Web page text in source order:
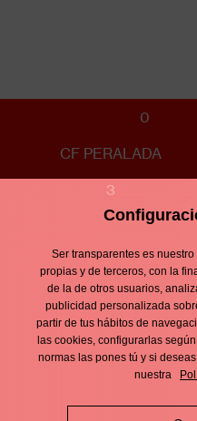
0
CF PERALADA
3
Ser transparentes es
propias y de terceros, con la
de la de otros usuarios,
publicidad personalizada
partir de tus hábitos de
las cookies, configurarlas
normas las pones tú y si
nuestra